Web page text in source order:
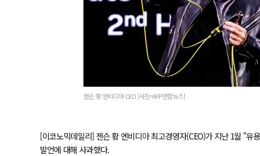
젠슨 황 엔비디아 CEO [사진=AFP연합뉴스]
[이코노믹데일리] 젠슨 황 엔비디아 최고경영자(CEO)가 지난 1월 "유
발언에 대해 사과했다.